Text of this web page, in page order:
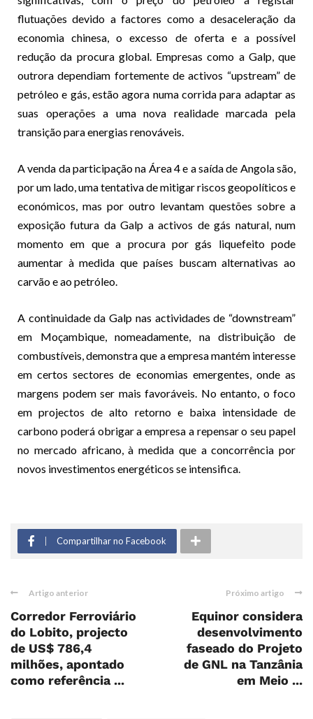
flutuações devido a factores como a desaceleração da
economia chinesa, o excesso de oferta e a possível
redução da procura global. Empresas como a Galp, que
outrora dependiam fortemente de activos “upstream” de
petróleo e gás, estão agora numa corrida para adaptar as
suas operações a uma nova realidade marcada pela
transição para energias renováveis.
A venda da participação na Área 4 e a saída de Angola são,
por um lado, uma tentativa de mitigar riscos geopolíticos e
económicos, mas por outro levantam questões sobre a
exposição futura da Galp a activos de gás natural, num
momento em que a procura por gás liquefeito pode
aumentar à medida que países buscam alternativas ao
carvão e ao petróleo.
A continuidade da Galp nas actividades de “downstream”
em Moçambique, nomeadamente, na distribuição de
combustíveis, demonstra que a empresa mantém interesse
em certos sectores de economias emergentes, onde as
margens podem ser mais favoráveis. No entanto, o foco
em projectos de alto retorno e baixa intensidade de
carbono poderá obrigar a empresa a repensar o seu papel
no mercado africano, à medida que a concorrência por
novos investimentos energéticos se intensifica.
Compartilhar no Facebook
Artigo anterior
Corredor Ferroviário
do Lobito, projecto
de US$ 786,4
milhões, apontado
como referência ...
Próximo artigo
Equinor considera
desenvolvimento
faseado do Projeto
de GNL na Tanzânia
em Meio ...